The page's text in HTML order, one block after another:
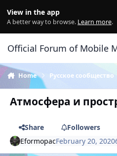
View in the app
A better way to browse. Learn more.
Official Forum of Mobile
Home Русское сообщество
Атмосфера и
Share
Followers
EformopacFebruary 20, 2020